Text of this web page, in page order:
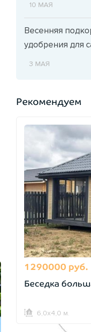
10 МАЯ
Весенняя
удобрения для
3 МАЯ
Рекомендуем
1290000 руб.
Беседка
6,0х4,0 м.